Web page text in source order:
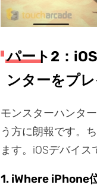
パート2：
ンターをプレ
モンスターハンタ
う方に朗報です。
ます。iOSデバイス
1. iWhere iPhone